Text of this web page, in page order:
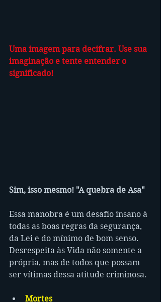
Uma imagem para decifrar. Use sua
imaginação e tente entender o
significado!
Sim, isso mesmo! "A quebra de Asa"
Essa manobra é um desafio insano à
todas as boas regras da segurança,
da Lei e do mínimo de bom senso.
Desrespeita às Vida não somente a
própria, mas de todos que possam
ser vítimas dessa atitude criminosa.
Mortes